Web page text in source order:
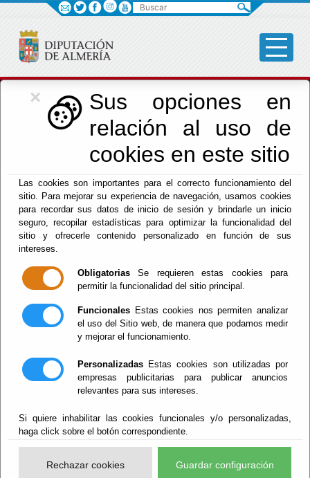
×
Sus opciones en
relación al uso de
cookies en este sitio
Las cookies son importantes para el correcto funcionamiento del
sitio. Para mejorar su experiencia de navegación, usamos cookies
para recordar sus datos de inicio de sesión y brindarle un inicio
seguro, recopilar estadísticas para optimizar la funcionalidad del
sitio y ofrecerle contenido personalizado en función de sus
intereses.
Obligatorias Se requieren estas cookies para
permitir la funcionalidad del sitio principal.
Funcionales Estas cookies nos permiten analizar
el uso del Sitio web, de manera que podamos medir
y mejorar el funcionamiento.
Personalizadas Estas cookies son utilizadas por
empresas publicitarias para publicar anuncios
relevantes para sus intereses.
Si quiere inhabilitar las cookies funcionales y/o personalizadas,
haga click sobre el botón correspondiente.
Rechazar cookies Guardar configuración
Cultura, Cine e
Identidad Almeriense
Menú Cultura
Inicio -Cultura y Cine - ENLACES
ENLACES
En esta sección, elÁrea de Cultura,
Web de la Diputación Provincial de Almería
relacionados con esta área y con otros
organismos que pueden ser de interés a los
usuarios de esta página, relacionados con la
cultura en general, fundamentalmente en
Buscar